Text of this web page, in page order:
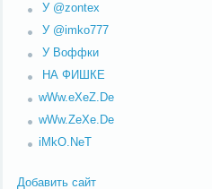
У @zontex
У @imko777
У Воффки
НА ФИШКЕ
wWw.eXeZ.De
wWw.ZeXe.De
iMkO.NeT
Добавить сайт